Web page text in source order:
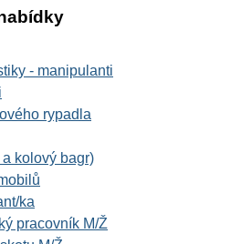
- manipulanti
rypadla
kolový bagr)
ka
pracovník M/Ž